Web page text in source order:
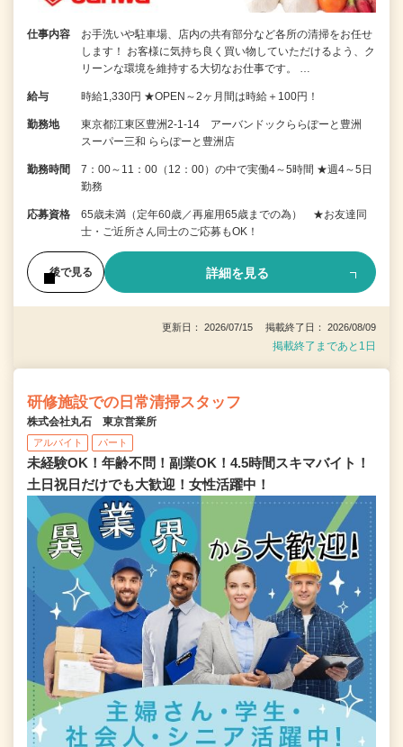
仕事内容
お手洗いや駐車場、店内の共有部分など各所の清掃をお任せ
します！ お客様に気持ち良く買い物していただけるよう、ク
リーンな環境を維持する大切なお仕事です。 …
給与 時給1,330円 ★OPEN～2ヶ月間は時給＋100円！
勤務地
東京都江東区豊洲2-1-14 アーバンドックららぽーと豊洲
スーパー三和 ららぽーと豊洲店
勤務時間
7：00～11：00（12：00）の中で実働4～5時間 ★週4～5日
勤務
応募資格
65歳未満（定年60歳／再雇用65歳までの為） ★お友達同
士・ご近所さん同士のご応募もOK！
後で見る 詳細を見る
更新日： 2026/07/15 掲載終了日： 2026/08/09
掲載終了まであと1日
研修施設での日常清掃スタッフ
株式会社丸石 東京営業所
アルバイト パート
未経験OK！年齢不問！副業OK！4.5時間スキマバイト！
土日祝日だけでも大歓迎！女性活躍中！